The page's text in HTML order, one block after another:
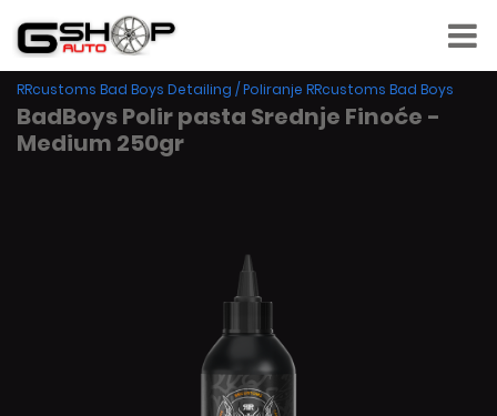
RRcustoms Bad Boys Detailing /Poliranje RRcustoms Bad Boys
BadBoys Polir pasta Srednje Finoće -
Medium 250gr